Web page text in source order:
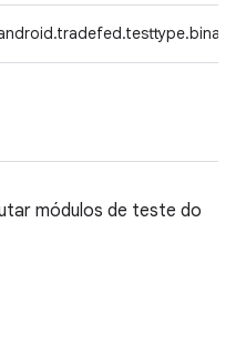
módulos de teste do